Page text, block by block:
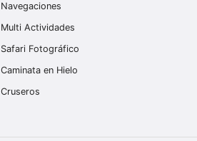
Navegaciones
Multi Actividades
Safari Fotográfico
Caminata en Hielo
Cruseros